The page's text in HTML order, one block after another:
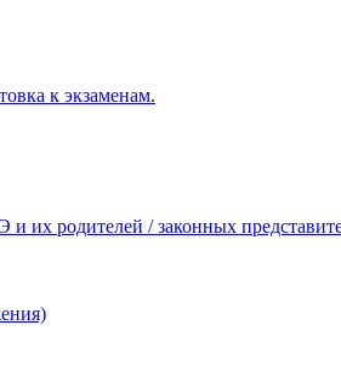
к экзаменам.
их родителей / законных